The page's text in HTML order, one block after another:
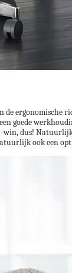
goede
dus!
ook een